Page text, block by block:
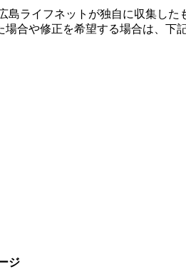
島ライフネットが独自に収集し
合や修正を希望する場合は、下
ジ